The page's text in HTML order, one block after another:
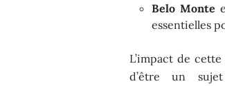
Belo Monte
essentielles
L’impact de
d’être un